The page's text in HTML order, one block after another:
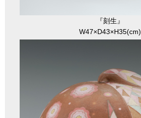
『刻生』
W47×D43×H35(cm)